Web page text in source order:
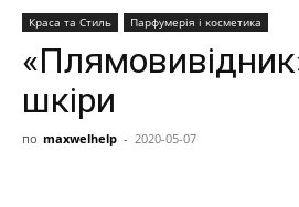
Краса та Стиль Парфумерія і косметика
шкіри
по maxwelhelp - 2020-05-07